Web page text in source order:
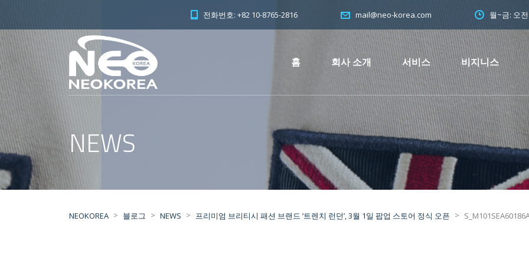
전화번호: +82 10-8765-2816 mail@neo-korea.com 월~금: 오
홈 회사 소개 서비스 비지니스
NEWS
NEOKOREA > 블로그 > NEWS > 프리미엄 브리티시 패션 브랜드 ‘트렌치 런던’, 3월 1일 팝업 스토어 정식 오픈 >